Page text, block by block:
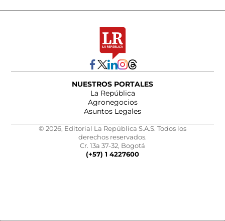
NUESTROS PORTALES
La República
Agronegocios
Asuntos Legales
© 2026, Editorial La República S.A.S. Todos los
derechos reservados.
Cr. 13a 37-32, Bogotá
(+57) 1 4227600